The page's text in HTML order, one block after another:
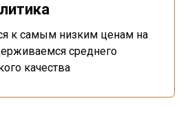
к самым низким ценам на
среднего
качества